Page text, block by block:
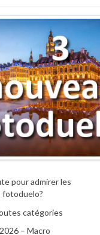
pour admirer les
fotoduelo?
catégories
– Macro